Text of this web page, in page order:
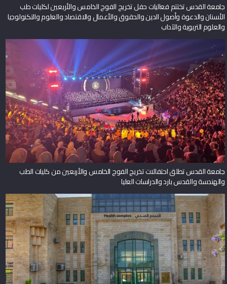
جامعة القدس تختتم فعاليات حفل تخريج الفوج الخامس والأربعين لكليات طب
الأسنان والدعوة وأصول الدين والحقوق والأعمال والاقتصاد والعلوم والتكنولوجيا
والعلوم التربوية والآداب
جامعة القدس تطلق احتفالات تخريج الفوج الخامس والأربعين من كليات الطب
والهندسة والقدس بارد والدراسات العليا